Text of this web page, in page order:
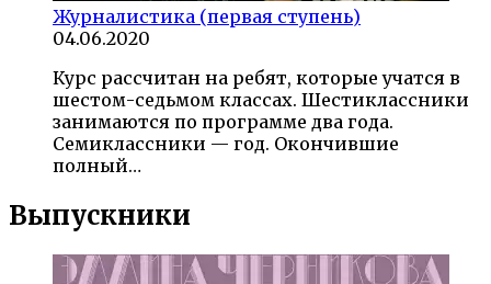
Журналистика (первая ступень)
04.06.2020
Курс рассчитан на ребят, которые учатся в
шестом-седьмом классах. Шестиклассники
занимаются по программе два года.
Семиклассники — год. Окончившие
полный…
Выпускники